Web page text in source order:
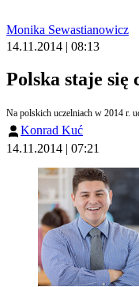
Monika Sewastianowicz
14.11.2014 | 08:13
Polska staje
Konrad Kuć
14.11.2014 | 07:21